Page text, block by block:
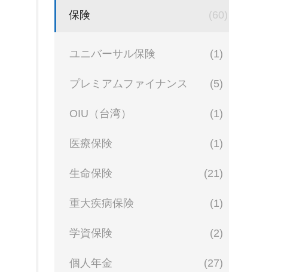
保険 (60)
ユニバーサル保険 (1)
プレミアムファイナンス (5)
OIU（台湾） (1)
医療保険 (1)
生命保険 (21)
重大疾病保険 (1)
学資保険 (2)
個人年金 (27)